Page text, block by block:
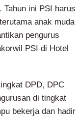
ini PSI harus
anak muda
pengurus
PSI di Hotel
DPD, DPC
di tingkat
bekerja dan hadir